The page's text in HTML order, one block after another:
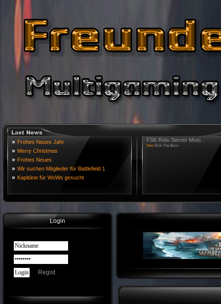
» Frohes Neues Jahr
» Merry Christmas
» Frohes Neues
» Wir suchen Mitglieder für Battlefield 1
» Kapitäne für WoWs gesucht
FSK Rotu Server Musi...
Von: Erik The Born
Login
Regist